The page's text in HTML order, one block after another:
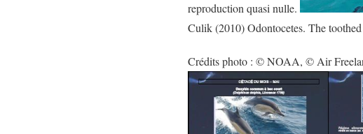
reproduction quasi nulle.
Culik (2010) Odontocetes. The
Crédits photo : © NOAA, © Air